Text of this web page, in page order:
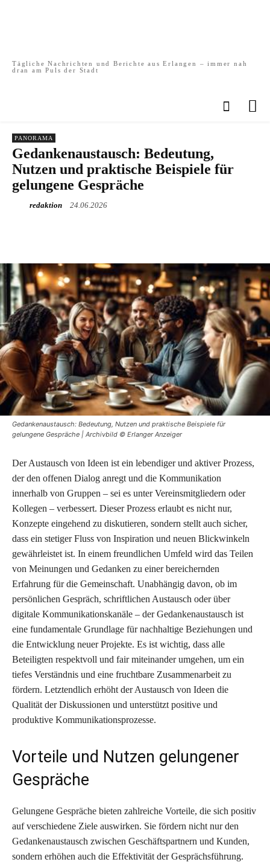
Tägliche Nachrichten und Berichte aus Erlangen – immer nah
dran am Puls der Stadt
PANORAMA
Gedankenaustausch: Bedeutung,
Nutzen und praktische Beispiele für
gelungene Gespräche
redaktion 24.06.2026
Gedankenaustausch: Bedeutung, Nutzen und praktische Beispiele für
gelungene Gespräche | Archivbild © Erlanger Anzeiger
Der Austausch von Ideen ist ein lebendiger und aktiver Prozess,
der den offenen Dialog anregt und die Kommunikation
innerhalb von Gruppen – sei es unter Vereinsmitgliedern oder
Kollegen – verbessert. Dieser Prozess erlaubt es nicht nur,
Konzepte eingehend zu diskutieren, sondern stellt auch sicher,
dass ein stetiger Fluss von Inspiration und neuen Blickwinkeln
gewährleistet ist. In einem freundlichen Umfeld wird das Teilen
von Meinungen und Gedanken zu einer bereichernden
Erfahrung für die Gemeinschaft. Unabhängig davon, ob im
persönlichen Gespräch, schriftlichen Austausch oder über
digitale Kommunikationskanäle – der Gedankenaustausch ist
eine fundamentale Grundlage für nachhaltige Beziehungen und
die Entwicklung neuer Projekte. Es ist wichtig, dass alle
Beteiligten respektvoll und fair miteinander umgehen, um ein
tiefes Verständnis und eine fruchtbare Zusammenarbeit zu
fördern. Letztendlich erhöht der Austausch von Ideen die
Qualität der Diskussionen und unterstützt positive und
produktive Kommunikationsprozesse.
Vorteile und Nutzen gelungener
Gespräche
Gelungene Gespräche bieten zahlreiche Vorteile, die sich positiv
auf verschiedene Ziele auswirken. Sie fördern nicht nur den
Gedankenaustausch zwischen Geschäftspartnern und Kunden,
sondern erhöhen auch die Effektivität der Gesprächsführung.